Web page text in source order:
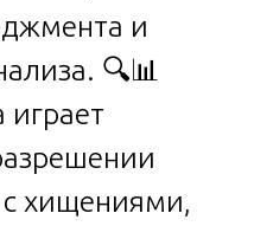
и
🔍📊
играет
с хищениями,